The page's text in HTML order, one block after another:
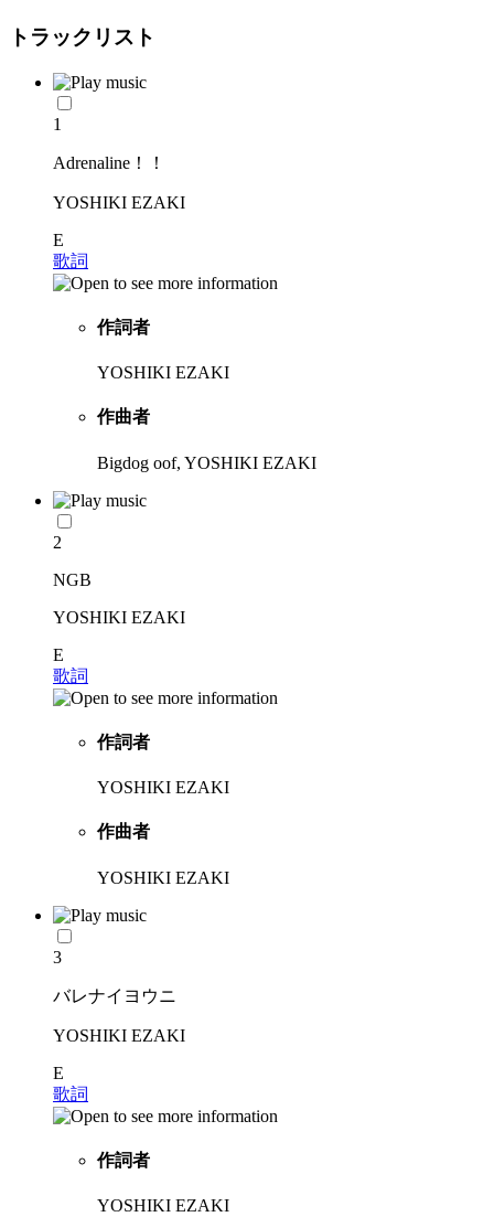
トラックリスト
1
Adrenaline！！
YOSHIKI EZAKI
E
歌詞
作詞者
YOSHIKI EZAKI
作曲者
Bigdog oof, YOSHIKI EZAKI
2
NGB
YOSHIKI EZAKI
E
歌詞
作詞者
YOSHIKI EZAKI
作曲者
YOSHIKI EZAKI
3
バレナイヨウニ
YOSHIKI EZAKI
E
歌詞
作詞者
YOSHIKI EZAKI